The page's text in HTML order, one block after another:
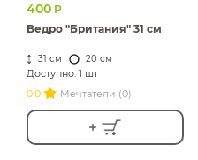
400 Р
Ведро "Британия" 31 см
31 см 20 см
Доступно: 1 шт
0.0
Мечтатели (0)